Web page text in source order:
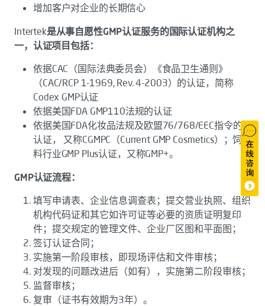
增加客户对企业的长期信心
Intertek是从事自愿性GMP认证服务的国际认证机构之
一，认证项目包括：
依据CAC（国际法典委员会）《食品卫生通则》
（CAC/RCP 1-1969, Rev. 4-2003）的认证，简称
Codex GMP认证
依据美国FDA GMP110法规的认证
依据美国FDA化妆品法规及欧盟76/768/EEC指令的
认证， 又称CGMPC（Current GMP Cosmetics）；饲
料行业GMP Plus认证，又称GMP+。
GMP认证流程：
填写申请表、企业信息调查表；提交营业执照、组织
机构代码证和其它如许可证等必要的资质证明复印
件；提交规定的管理文件、企业厂区图和平面图；
签订认证合同；
实施第一阶段审核，即现场评估和文件审核；
对发现的问题改进后（如有），实施第二阶段审核；
监督审核；
复审（证书有效期为3年）。